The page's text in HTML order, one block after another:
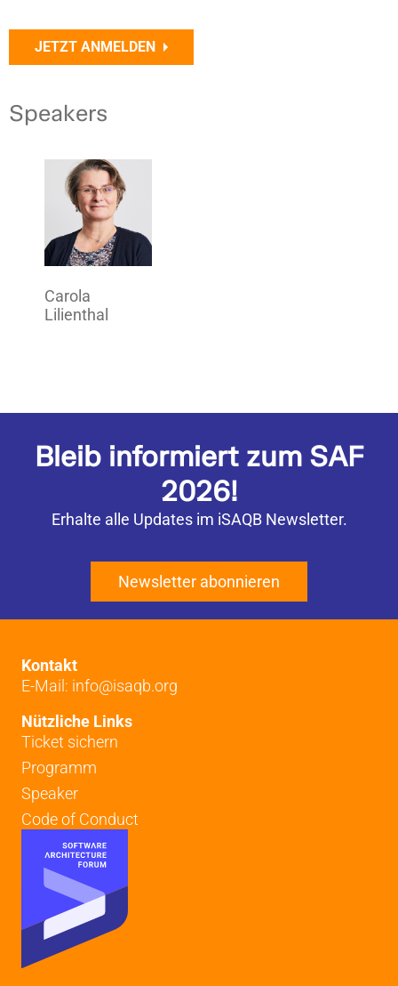
JETZT ANMELDEN
Speakers
Carola
Lilienthal
Bleib informiert zum SAF
2026!
Erhalte alle Updates im iSAQB Newsletter.
Newsletter abonnieren
Kontakt
E-Mail: info@isaqb.org
Nützliche Links
Ticket sichern
Programm
Speaker
Code of Conduct